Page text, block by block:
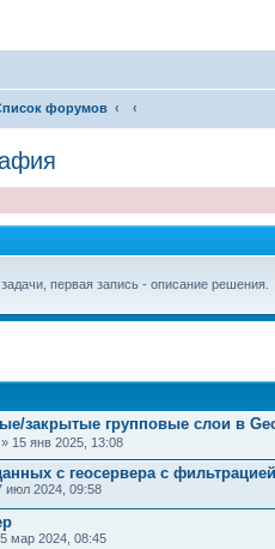
форумов
первая запись - описание решения.
закрытые групповые слои в
» 15 янв 2025, 13:08
с геосервера с фильтрацией
июл 2024, 09:58
мар 2024, 08:45